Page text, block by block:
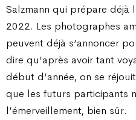
Salzmann qui prépare déjà
2022. Les photographes
peuvent déjà s’annoncer
dire qu’après avoir tant
début d’année, on se
que les futurs participants
l’émerveillement, bien sûr.